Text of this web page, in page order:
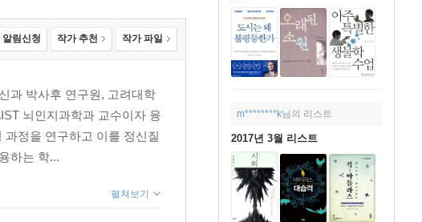
m********k님의 리스트
2017년 3월 리스트
림신청 작가 추천 작가 파일
과 박사후 연구원, 고려대학
뇌인지과학과 교수이자 융
정을 연구하고 이를 정신질
하는 학...
펼쳐보기